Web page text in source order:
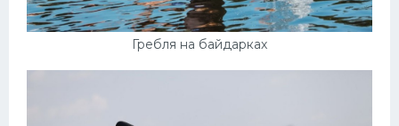
Гребля на байдарках